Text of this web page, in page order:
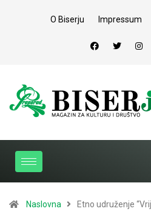
O Biserju Impressum
Naslovna Etno udruženje